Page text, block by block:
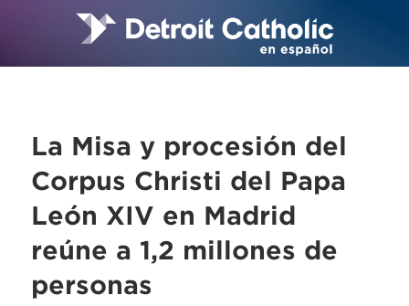
La Misa y procesión del
Corpus Christi del Papa
León XIV en Madrid
reúne a 1,2 millones de
personas